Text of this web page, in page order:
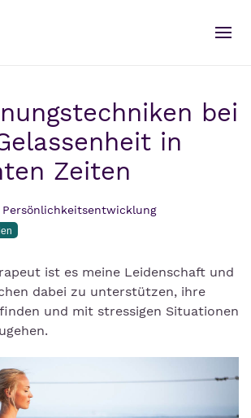
bei
in
Zeiten
Persönlichkeitsentwicklung
ist es meine Leidenschaft und
dabei zu unterstützen, ihre
und mit stressigen Situationen